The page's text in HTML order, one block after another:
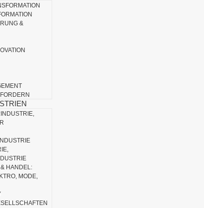
&
HANDEL:
MODE,